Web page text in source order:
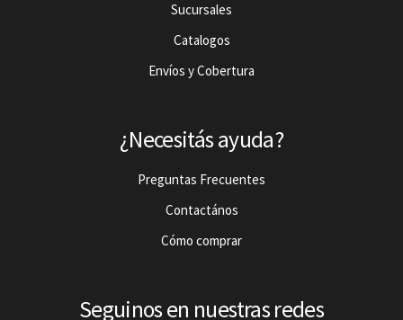
Sucursales
Catalogos
Envíos y Cobertura
¿Necesitás ayuda?
Preguntas Frecuentes
Contactános
Cómo comprar
Seguinos en nuestras redes